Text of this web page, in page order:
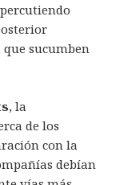
sucumben
, la
de los
con la
debían